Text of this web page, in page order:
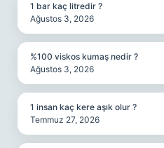
1 bar kaç litredir ?
Ağustos 3, 2026
%100 viskos kumaş nedir ?
Ağustos 3, 2026
1 insan kaç kere aşık olur ?
Temmuz 27, 2026